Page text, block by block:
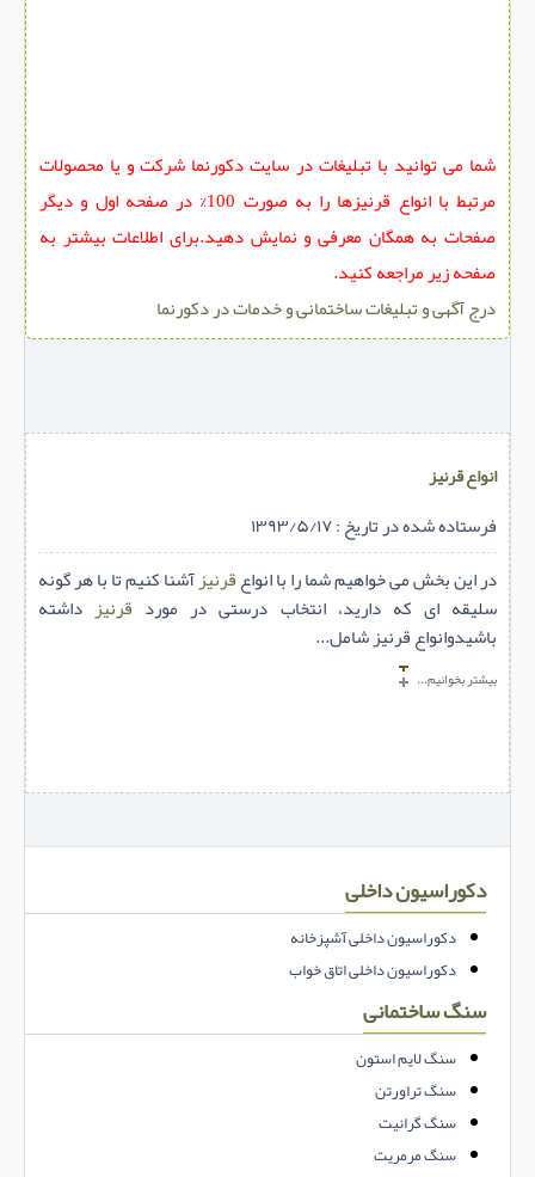
شما می توانید با تبلیغات در سایت دکورنما شرکت و یا محصولات
مرتبط با انواع قرنیزها را به صورت 100% در صفحه اول و دیگر
صفحات به همگان معرفی و نمایش دهید.برای اطلاعات بیشتر به
صفحه زیر مراجعه کنید.
درج آگهی و تبلیغات ساختمانی و خدمات در دکورنما
انواع قرنیز
فرستاده شده در تاریخ : ۱۳۹۳/۵/۱۷
در این بخش می خواهیم شما را با انواعقرنیزآشنا کنیم تا با هر گونه
سلیقه ای که دارید، انتخاب درستی در مورد قرنیز داشته
باشیدوانواع قرنیز شامل...
بیشتر بخوانیم...
دکوراسیون داخلی
دکوراسیون داخلی آشپزخانه
دکوراسیون داخلی اتاق خواب
سنگ ساختمانی
سنگ لایم استون
سنگ تراورتن
سنگ گرانیت
سنگ مرمریت